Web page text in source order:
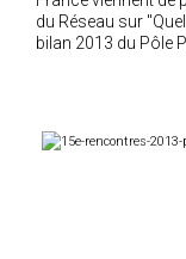
2018
2015
du Réseau sur
bilan 2013 du Pôle